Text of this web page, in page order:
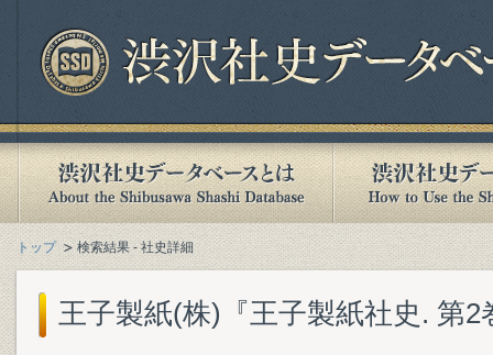
トップ 検索結果 - 社史詳細
王子製紙(株)『王子製紙社史. 第2